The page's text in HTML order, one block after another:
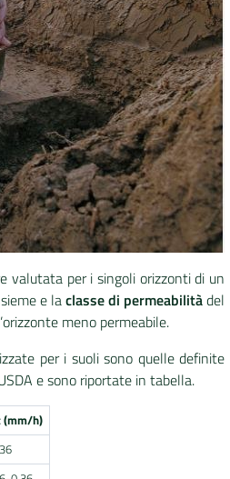
valutata per i singoli orizzonti di un
e laclasse di permeabilitàdel
meno permeabile.
per i suoli sono quelle definite
e sono riportate in tabella.
(mm/h)